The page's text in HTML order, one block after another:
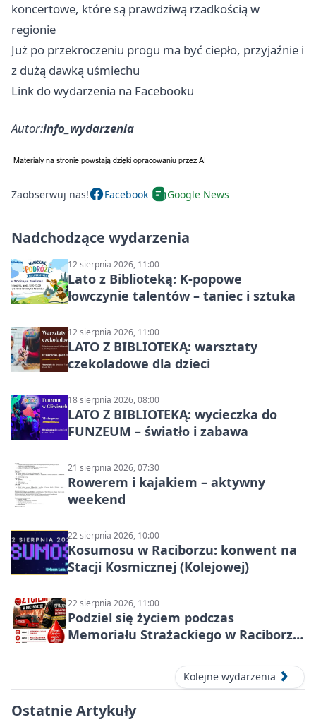
koncertowe, które są prawdziwą rzadkością w
regionie
Już po przekroczeniu progu ma być ciepło, przyjaźnie i
z dużą dawką uśmiechu
Link do wydarzenia na Facebooku
Autor:info_wydarzenia
Zaobserwuj nas! Facebook Google News
Nadchodzące wydarzenia
12 sierpnia 2026, 11:00
Lato z Biblioteką: K-popowe
łowczynie talentów – taniec i sztuka
12 sierpnia 2026, 11:00
LATO Z BIBLIOTEKĄ: warsztaty
czekoladowe dla dzieci
18 sierpnia 2026, 08:00
LATO Z BIBLIOTEKĄ: wycieczka do
FUNZEUM – światło i zabawa
21 sierpnia 2026, 07:30
Rowerem i kajakiem – aktywny
weekend
22 sierpnia 2026, 10:00
Kosumosu w Raciborzu: konwent na
Stacji Kosmicznej (Kolejowej)
22 sierpnia 2026, 11:00
Podziel się życiem podczas
Memoriału Strażackiego w Raciborzu
Kolejne wydarzenia
Ostatnie Artykuły